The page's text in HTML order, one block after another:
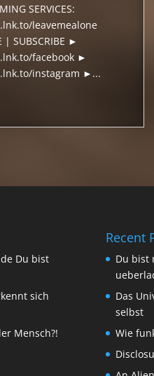
SERVICES:
leavemealone
| SUBSCRIBE ►
facebook ►
instagram ►...
Du bist
sich
Mensch?!
Recent
Du bist
Das
selbst
Wie